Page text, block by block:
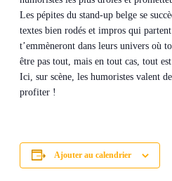
Les pépites du stand-up belge se
textes bien rodés et impros qui
t’emmèneront dans leurs univers où
être pas tout, mais en tout cas, tout
Ici, sur scène, les humoristes valent
profiter !
Ajouter au calendrier